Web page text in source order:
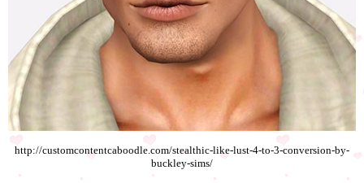
http://customcontentcaboodle.com/stealthic-like-lust-4-to-3-conversion-by-
buckley-sims/